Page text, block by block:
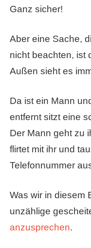
Ganz sicher!
Aber eine Sache,
nicht beachten, ist
Außen sieht es
Da ist ein Mann
entfernt sitzt eine
Der Mann geht zu
flirtet mit ihr und
Telefonnummer
Was wir in diesem
unzählige
anzusprechen.